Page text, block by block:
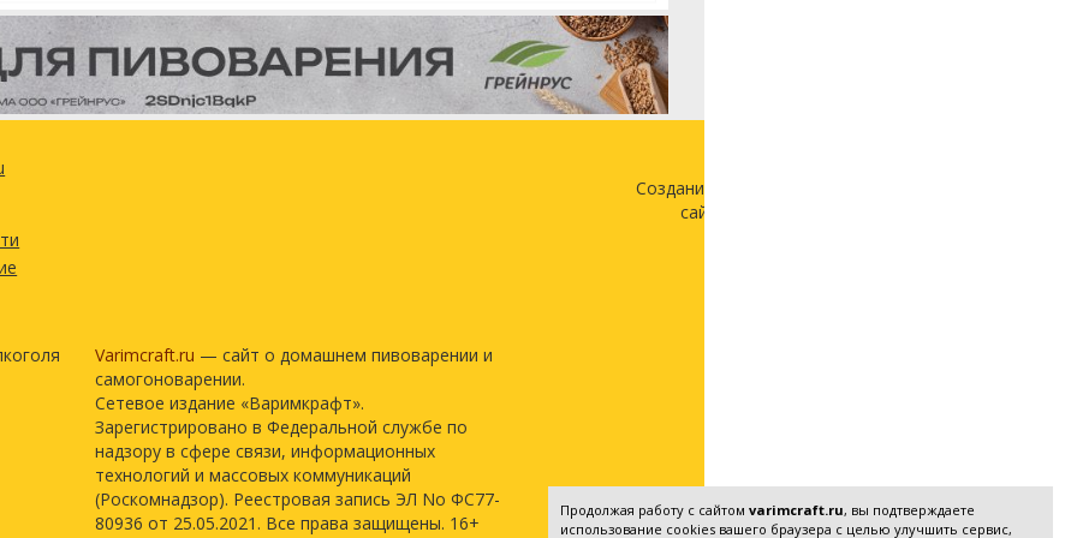
Varimcraft.ru — сайт о домашнем пивоварении и
самогоноварении.
Сетевое издание «Варимкрафт».
Зарегистрировано в Федеральной службе по
надзору в сфере связи, информационных
технологий и массовых коммуникаций
(Роскомнадзор). Реестровая запись ЭЛ No ФС77-
80936 от 25.05.2021. Все права защищены. 16+
Создание и продвижение
сайта —
Продолжая работу с сайтом varimcraft.ru, вы подтверждаете
использование cookies вашего браузера с целью улучшить сервис,